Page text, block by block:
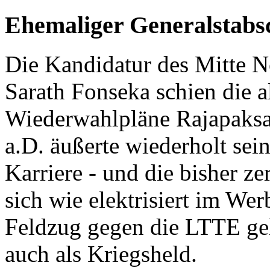
Ehemaliger
Die Kandidatur des Mitte
Sarath Fonseka schien die
Wiederwahlpläne
a.D. äußerte wiederholt
Karriere - und die bisher
sich wie elektrisiert im
Feldzug gegen die LTTE
auch als Kriegsheld.